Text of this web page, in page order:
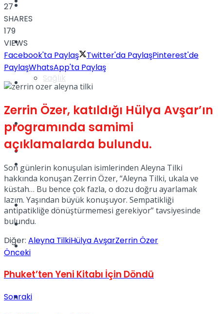
Sağlık
TV
Kadınca
Dünya
Türkiye
Müzik
Sinema
Tatil
Spor
Podcast
27
SHARES
179
VIEWS
Facebook'ta Paylaş
Twitter'da PaylaşPinterest'de
PaylaşWhatsApp'ta Paylaş
Zerrin Özer, katıldığı Hülya Avşar’ın
programında samimi
açıklamalarda bulundu.
Son günlerin konuşulan isimlerinden Aleyna Tilki
hakkında konuşan Zerrin Özer, “Aleyna Tilki, ukala ve
küstah… Bu bence çok fazla, o dozu doğru ayarlamak
lazım. Yaşından büyük konuşuyor. Sempatikliği
antipatikliğe dönüştürmemesi gerekiyor” tavsiyesinde
bulundu.
Diğer: Aleyna TilkiHülya AvşarZerrin Özer
Önceki
Phuket’ten Yeni Kitabı İçin Döndü
Sonraki